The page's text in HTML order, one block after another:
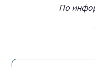
По